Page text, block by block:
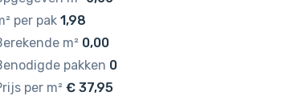
per pak 1,98
m² 0,00
pakken 0
per m² €37,95